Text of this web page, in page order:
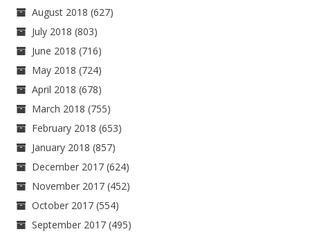
August 2018 (627)
July 2018 (803)
June 2018 (716)
May 2018 (724)
April 2018 (678)
March 2018 (755)
February 2018 (653)
January 2018 (857)
December 2017 (624)
November 2017 (452)
October 2017 (554)
September 2017 (495)